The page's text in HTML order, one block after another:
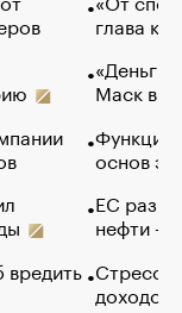
глава
«Деньги
Маск в
Функции
основ
ЕС
нефти —
Стресс
доходов